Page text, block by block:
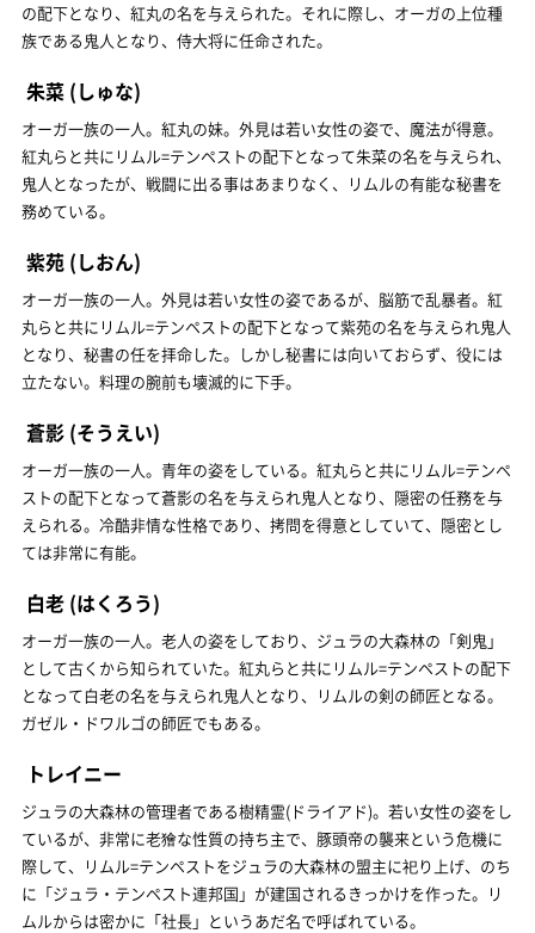
の配下となり、紅丸の名を与えられた。それに際し、オーガの上位種
族である鬼人となり、侍大将に任命された。
朱菜 (しゅな)
オーガ一族の一人。紅丸の妹。外見は若い女性の姿で、魔法が得意。
紅丸らと共にリムル=テンペストの配下となって朱菜の名を与えられ、
鬼人となったが、戦闘に出る事はあまりなく、リムルの有能な秘書を
務めている。
紫苑 (しおん)
オーガ一族の一人。外見は若い女性の姿であるが、脳筋で乱暴者。紅
丸らと共にリムル=テンペストの配下となって紫苑の名を与えられ鬼人
となり、秘書の任を拝命した。しかし秘書には向いておらず、役には
立たない。料理の腕前も壊滅的に下手。
蒼影 (そうえい)
オーガ一族の一人。青年の姿をしている。紅丸らと共にリムル=テンペ
ストの配下となって蒼影の名を与えられ鬼人となり、隠密の任務を与
えられる。冷酷非情な性格であり、拷問を得意としていて、隠密とし
ては非常に有能。
白老 (はくろう)
オーガ一族の一人。老人の姿をしており、ジュラの大森林の「剣鬼」
として古くから知られていた。紅丸らと共にリムル=テンペストの配下
となって白老の名を与えられ鬼人となり、リムルの剣の師匠となる。
ガゼル・ドワルゴの師匠でもある。
トレイニー
ジュラの大森林の管理者である樹精霊(ドライアド)。若い女性の姿をし
ているが、非常に老獪な性質の持ち主で、豚頭帝の襲来という危機に
際して、リムル=テンペストをジュラの大森林の盟主に祀り上げ、のち
に「ジュラ・テンペスト連邦国」が建国されるきっかけを作った。リ
ムルからは密かに「社長」というあだ名で呼ばれている。